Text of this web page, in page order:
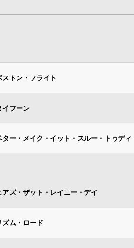
ストン・フライト
イフーン
ター・メイク・イット・スルー・トゥディ
アズ・ザット・レイニー・デイ
ズム・ロード